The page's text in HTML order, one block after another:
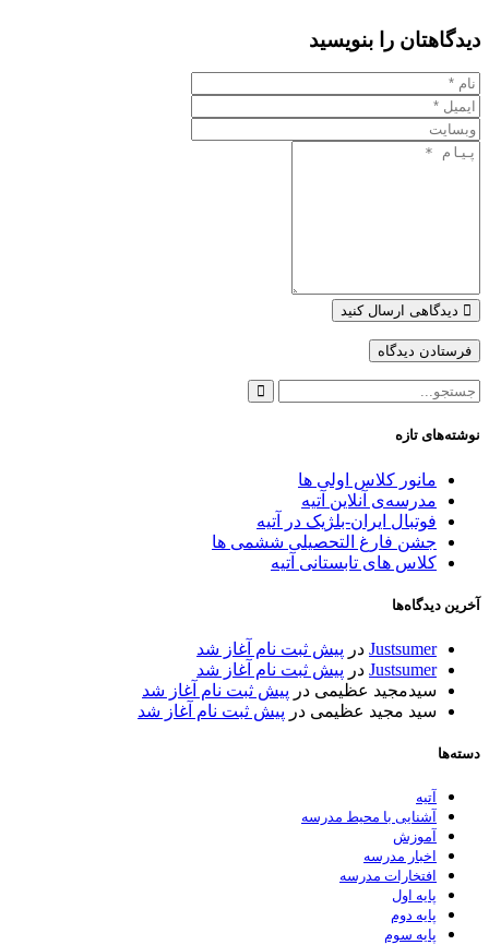
دیدگاهتان را بنویسید
دیدگاهی ارسال کنید
نوشته‌های تازه
مانور کلاس اولی ها
مدرسه‌ی آنلاین آتیه
فوتبال ایران-بلژیک در آتیه
جشن فارغ التحصیلی ششمی ها
کلاس های تابستانی آتیه
آخرین دیدگاه‌ها
Justsumer در پیش ثبت نام آغاز شد
Justsumer در پیش ثبت نام آغاز شد
سیدمجید عظیمی در پیش ثبت نام آغاز شد
سید مجید عظیمی در پیش ثبت نام آغاز شد
دسته‌ها
آتیه
آشنایی با محیط مدرسه
آموزش
اخبار مدرسه
افتخارات مدرسه
پایه اول
پایه دوم
پایه سوم